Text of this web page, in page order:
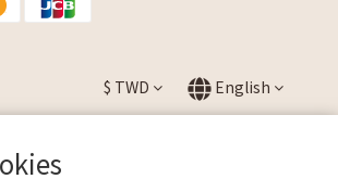
$ TWD English